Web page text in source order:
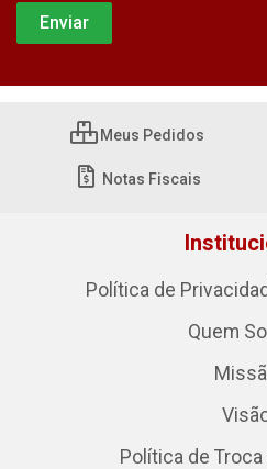
Meus Pedidos
Notas Fiscais
Política de
Quem
Política de